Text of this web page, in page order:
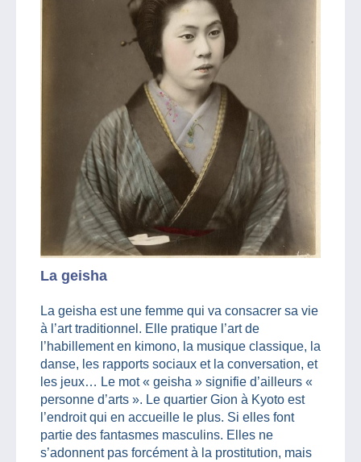
La geisha
La geisha est une femme qui va consacrer sa vie
à l’art traditionnel. Elle pratique l’art de
l’habillement en kimono, la musique classique, la
danse, les rapports sociaux et la conversation, et
les jeux… Le mot « geisha » signifie d’ailleurs «
personne d’arts ». Le quartier Gion à Kyoto est
l’endroit qui en accueille le plus. Si elles font
partie des fantasmes masculins. Elles ne
s’adonnent pas forcément à la prostitution, mais